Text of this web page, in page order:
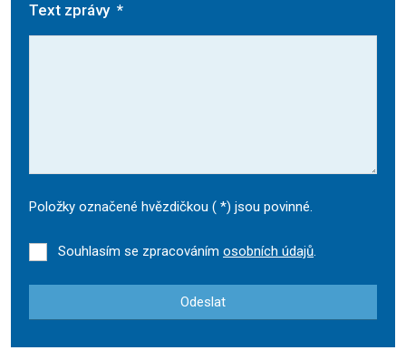
Text zprávy *
Položky označené hvězdičkou ( *) jsou povinné.
Souhlasím se zpracováním osobních údajů.
Odeslat